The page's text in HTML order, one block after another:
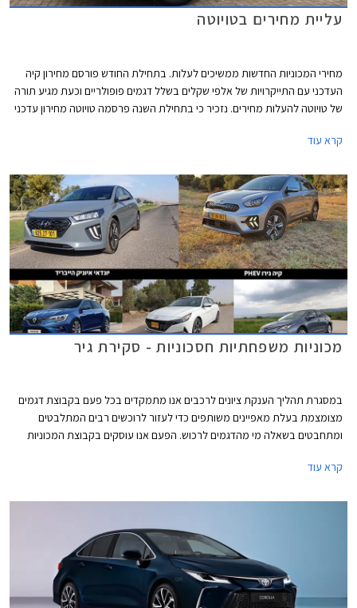
עליית מחירים בטויוטה
מחירי המכוניות החדשות ממשיכים לעלות. בתחילת החודש פורסם מחירון קיה
העדכני עם התייקרויות של אלפי שקלים בשלל דגמים פופולריים וכעת מגיע תורה
של טויוטה להעלות מחירים. נזכיר כי בתחילת השנה פרסמה טויוטה מחירון עדכני
הודעה של היצרנית על פיה עקב עיכובים בשרשרת האספקה חלו שינויים
זמני ההמתנה לרכבים חדשים. שיווקה של טויוטה יאריס הופסק לפני מספר
חודשים בעוד דגמים נוספים לא יסופקו ללקוחות עד לסוף השנה.
קרא עוד
מכוניות משפחתיות חסכוניות - סקירת גיר
במסגרת תהליך הענקת ציונים לרכבים אנו מתמקדים בכל פעם בקבוצת דגמים
מצומצמת בעלת מאפיינים משותפים כדי לעזור לרוכשים רבים המתלבטים
ומתחבטים בשאלה מי מהדגמים לרכוש. הפעם אנו עוסקים בקבוצת המכוניות
חסכוניות, כאלה המוצעות לעיתים קרובות כרכב צמוד ממקום העבודה. באגף
עם יחידת הנעה היברידית נטענת ולכן בחרנו בגרסה זו. אחרונה חביבה רנו מגאן
קרא עוד